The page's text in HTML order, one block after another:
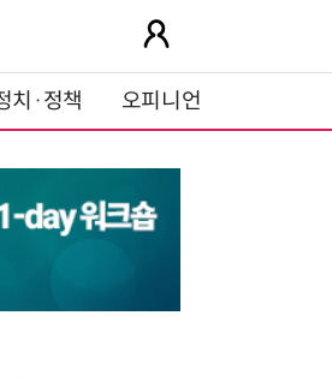
치·정책 오피니언